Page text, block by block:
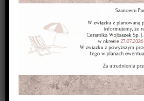
Category: SZKLIWA WYSOKOTOPLIWE 1220-1250*C
Kolor:bezbarwne
Typ:transparentne
Struktura Powierzchni:błyszczące i jednorodne